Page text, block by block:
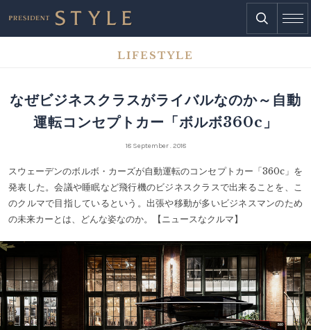
LIFESTYLE
なぜビジネスクラスがライバルなのか～自動
運転コンセプトカー「ボルボ360c」
18 September . 2018
スウェーデンのボルボ・カーズが自動運転のコンセプトカー「360c」を
発表した。会議や睡眠など飛行機のビジネスクラスで出来ることを、こ
のクルマで目指しているという。出張や移動が多いビジネスマンのため
の未来カーとは、どんな姿なのか。【ニュースなクルマ】